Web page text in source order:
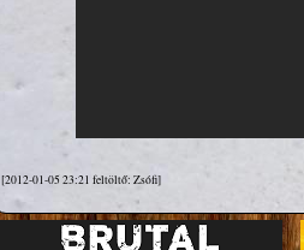
[2012-01-05 23:21 feltöltő: Zsófi]